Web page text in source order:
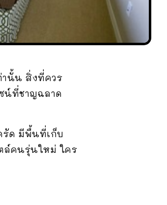
านั้น สิ่งที่ควร
น์ที่ชาญฉลาด
รัด มีพื้นที่เก็บ
ล์คนรุ่นใหม่ ใคร